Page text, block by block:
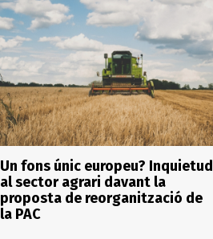
Un fons únic europeu? Inquietud
al sector agrari davant la
proposta de reorganització de
la PAC